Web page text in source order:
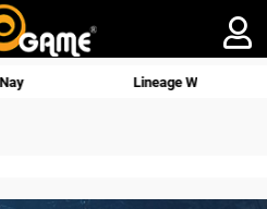
được Vương Quyền thành Kent sắp tới!